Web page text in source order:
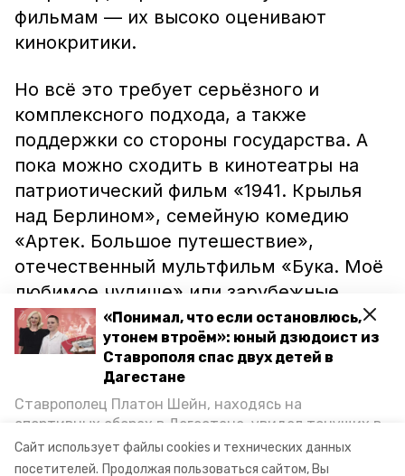
Сайт использует файлы cookies и технических данных
посетителей. Продолжая пользоваться сайтом, Вы
«Понимал, что если остановлюсь,
утонем втроём»: юный дзюдоист из
Ставрополя спас двух детей в
Дагестане
Ставрополец Платон Шейн, находясь на
спортивных сборах в Дегестане, увидел тонущих в
Каспийском море детей и бросился на помощь. По
возвращении домой, отважного мальчика
фильмам — их высоко оценивают
кинокритики.
Но всё это требует серьёзного и
комплексного подхода, а также
поддержки со стороны государства. А
пока можно сходить в кинотеатры на
патриотический фильм «1941. Крылья
над Берлином», семейную комедию
«Артек. Большое путешествие»,
отечественный мультфильм «Бука. Моё
любимое чудище» или зарубежные
картины типа «Анчартед: На картах не
значится» и «Операция «Мясной фарш».
Всё это, кстати, будет крутиться и в
ставропольских кинотеатрах на майских
праздниках.
ставропольский край кинотеатры